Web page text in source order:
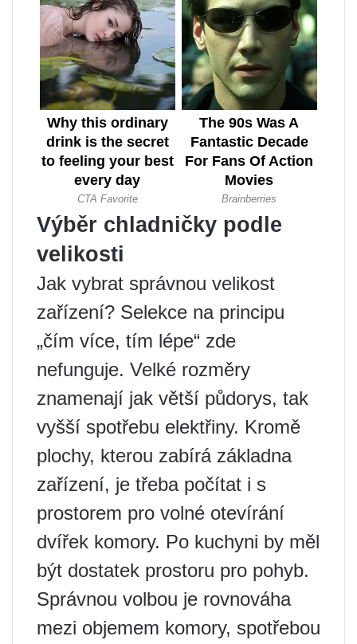
Výběr chladničky podle
velikosti
Jak vybrat správnou velikost
zařízení? Selekce na principu
„čím více, tím lépe“ zde
nefunguje. Velké rozměry
znamenají jak větší půdorys, tak
vyšší spotřebu elektřiny. Kromě
plochy, kterou zabírá základna
zařízení, je třeba počítat i s
prostorem pro volné otevírání
dvířek komory. Po kuchyni by měl
být dostatek prostoru pro pohyb.
Správnou volbou je rovnováha
mezi objemem komory, spotřebou